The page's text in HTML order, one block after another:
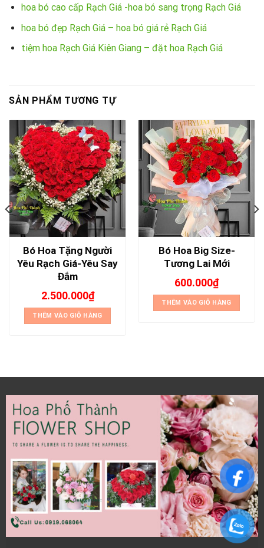
hoa bó cao cấp Rạch Giá -hoa bó sang trọng Rạch Giá
hoa bó đẹp Rạch Giá – hoa bó giá rẻ Rạch Giá
tiệm hoa Rạch Giá Kiên Giang – đặt hoa Rạch Giá
SẢN PHẨM TƯƠNG TỰ
Bó Hoa Tặng Người
Yêu Rạch Giá-Yêu Say
Đắm
2.500.000₫
THÊM VÀO GIỎ HÀNG
Bó Hoa Big Size-
Tương Lai Mới
600.000₫
THÊM VÀO GIỎ HÀNG